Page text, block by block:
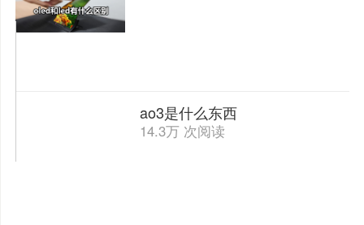
ao3是什么东西
14.3万 次阅读